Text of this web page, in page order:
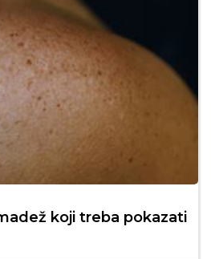
koji treba pokazati